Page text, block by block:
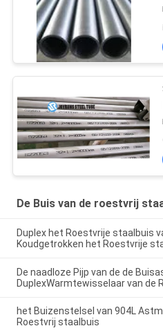
De Buis van de roestvrij
Duplex het Roestvrije staalbuis
Koudgetrokken het Roestvrije
De naadloze Pijp van de de
DuplexWarmtewisselaar van de
het Buizenstelsel van 904L
Roestvrij staalbuis